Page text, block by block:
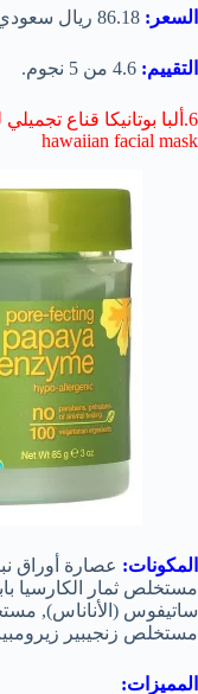
السعر: 86.18 ريال سعودي لعبوة 50 ملل.
التقييم: 4.6 من 5 نجوم.
hawaiian facial mask
المكونات: عصارة أوراق
مستخلص ثمار الكارسيا
ساتيفوس (الأناناس),
مستخلص زنجيبير
المميزات: